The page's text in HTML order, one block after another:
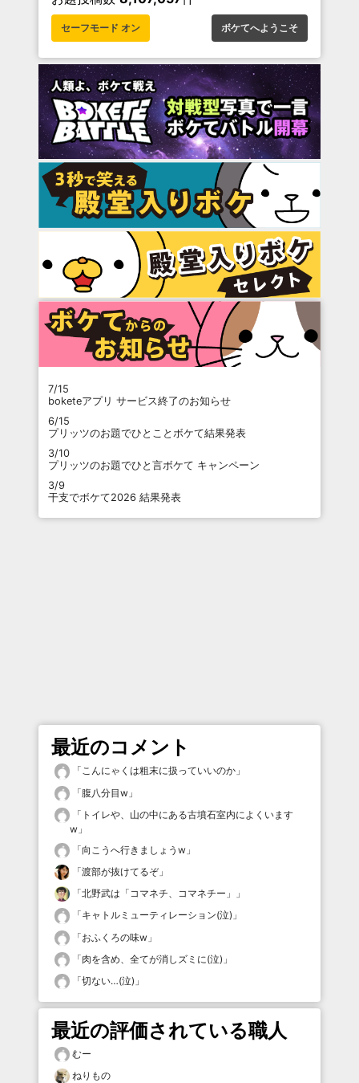
セーフモード オン ボケてへようこそ
7/15
boketeアプリ サービス終了のお知らせ
6/15
プリッツのお題でひとことボケて結果発表
3/10
プリッツのお題でひと言ボケて キャンペーン
3/9
干支でボケて2026 結果発表
最近のコメント
「こんにゃくは粗末に扱っていいのか 」
「腹八分目w 」
「 トイレや、山の中にある古墳石室内によくいます
w 」
「向こうへ行きましょうw 」
「渡部が抜けてるぞ」
「北野武は「コマネチ、コマネチー」
」
「キャトルミューティレーション(泣) 」
「おふくろの味w 」
「肉を含め、全てが消しズミに(泣) 」
「切ない…(泣) 」
最近の評価されている職人
むー
ねりもの